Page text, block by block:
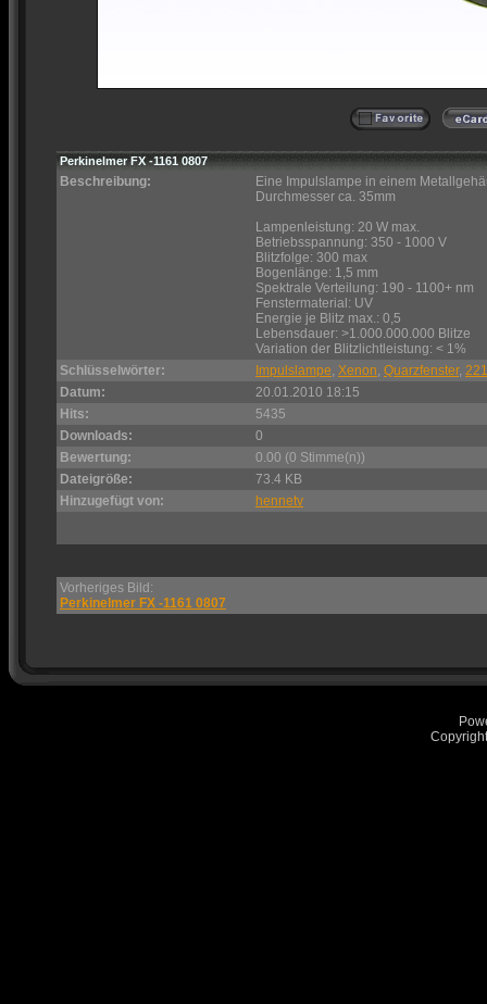
Perkinelmer FX -1161 0807
Beschreibung:
Eine Impulslampe in einem
Durchmesser ca. 35mm
Lampenleistung: 20 W max.
Betriebsspannung: 350 - 1000 V
Blitzfolge: 300 max
Bogenlänge: 1,5 mm
Spektrale Verteilung: 190 - 1100+ nm
Fenstermaterial: UV
Energie je Blitz max.: 0,5
Lebensdauer: >1.000.000.000 Blitze
Variation der Blitzlichtleistung: < 1%
Schlüsselwörter:
Impulslampe, Xenon, Quarzfenster,
Datum:
20.01.2010 18:15
Hits:
5435
Downloads:
0
Bewertung:
0.00 (0 Stimme(n))
Dateigröße:
73.4 KB
Hinzugefügt von:
hennetv
Vorheriges Bild:
Perkinelmer FX -1161 0807